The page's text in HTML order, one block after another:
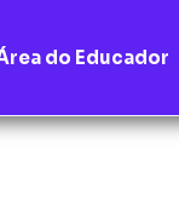
do Educador